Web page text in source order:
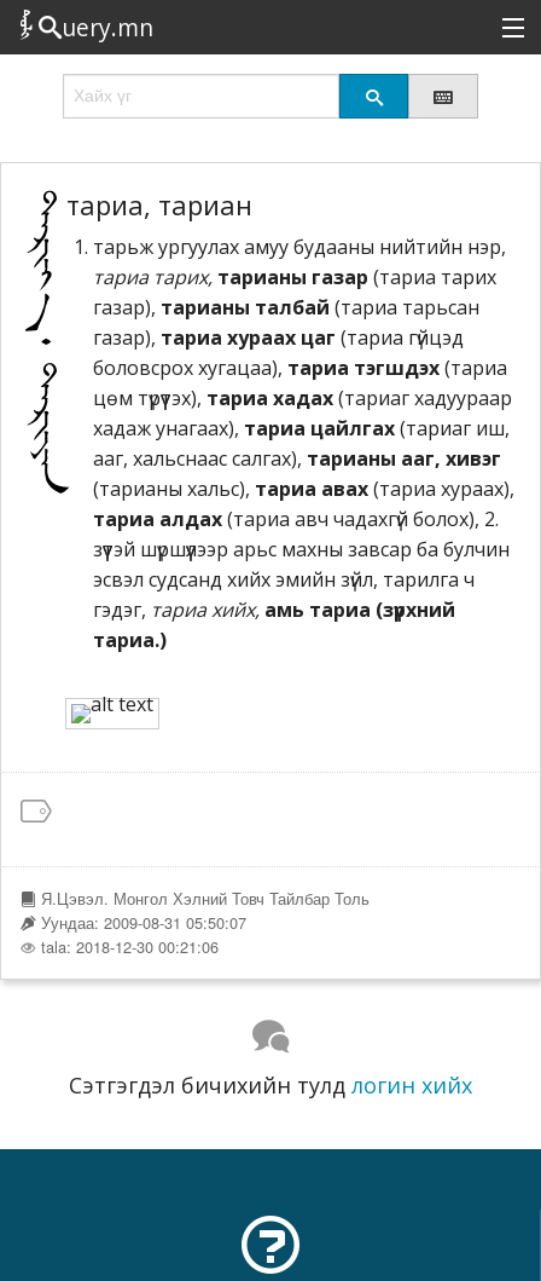
uery.mn
Сонирхолтой
Эрэлттэй
Төрөл
Татах
тариа, тариан
тарьж ургуулах амуу будааны нийтийн нэр,
тариа тарих, тарианы газар (тариа тарих
газар), тарианы талбай (тариа тарьсан
газар), тариа хураах цаг (тариа гүйцэд
боловсрох хугацаа), тариа тэгшдэх(тариа
цөм түрүүтэх), тариа хадах(тариаг хадуураар
хадаж унагаах), тариа цайлгах(тариаг иш,
ааг, хальснаас салгах), тарианы ааг, хивэг
(тарианы хальс), тариа авах(тариа хураах),
тариа алдах(тариа авч чадахгүй болох), 2.
зүүтэй шүршүүлээр арьс махны завсар ба булчин
эсвэл судсанд хийх эмийн зүйл, тарилга ч
гэдэг, тариа хийх, амь тариа (зүрхний
тариа.)
Я.Цэвэл. Монгол Хэлний Товч Тайлбар Толь
Уундаа: 2009-08-31 05:50:07
tala: 2018-12-30 00:21:06
Сэтгэгдэл бичихийн тулд логин хийх